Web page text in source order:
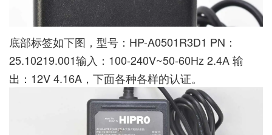
底部标签如下图，型号：HP-A0501R3D1 PN：
25.10219.001输入：100-240V~50-60Hz 2.4A 输
出：12V 4.16A，下面各种各样的认证。